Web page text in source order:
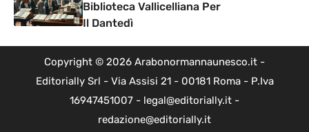
Biblioteca Vallicelliana Per
Il Dantedì
Copyright © 2026 Arabonormannaunesco.it -
Editorially Srl - Via Assisi 21 - 00181 Roma - P.Iva
16947451007 - legal@editorially.it -
redazione@editorially.it